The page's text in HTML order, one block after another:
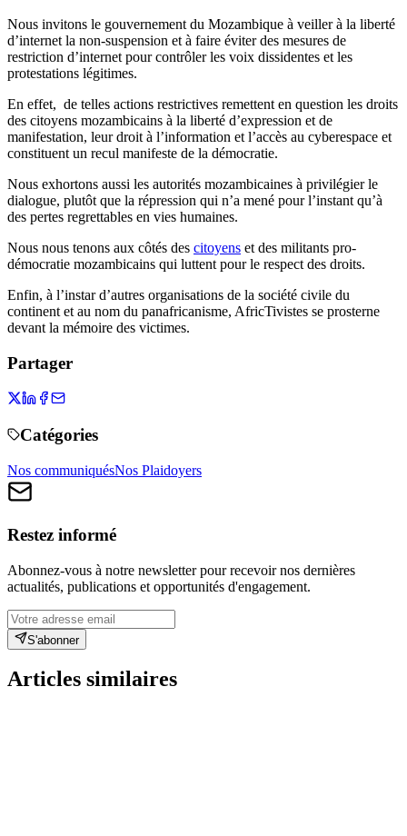
Nous invitons le gouvernement du Mozambique à veiller à la liberté
d’internet la non-suspension et à faire éviter des mesures de
restriction d’internet pour contrôler les voix dissidentes et les
protestations légitimes.
En effet, de telles actions restrictives remettent en question les droits
des citoyens mozambicains à la liberté d’expression et de
manifestation, leur droit à l’information et l’accès au cyberespace et
constituent un recul manifeste de la démocratie.
Nous exhortons aussi les autorités mozambicaines à privilégier le
dialogue, plutôt que la répression qui n’a mené pour l’instant qu’à
des pertes regrettables en vies humaines.
Nous nous tenons aux côtés des citoyens et des militants pro-
démocratie mozambicains qui luttent pour le respect des droits.
Enfin, à l’instar d’autres organisations de la société civile du
continent et au nom du panafricanisme, AfricTivistes se prosterne
devant la mémoire des victimes.
Partager
Catégories
Nos communiquésNos Plaidoyers
Restez informé
Abonnez-vous à notre newsletter pour recevoir nos dernières
actualités, publications et opportunités d'engagement.
S'abonner
Articles similaires